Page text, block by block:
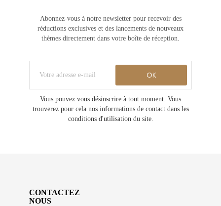
Abonnez-vous à notre newsletter pour recevoir des
réductions exclusives et des lancements de nouveaux
thèmes directement dans votre boîte de réception.
Vous pouvez vous désinscrire à tout moment. Vous
trouverez pour cela nos informations de contact dans les
conditions d'utilisation du site.
CONTACTEZ
NOUS